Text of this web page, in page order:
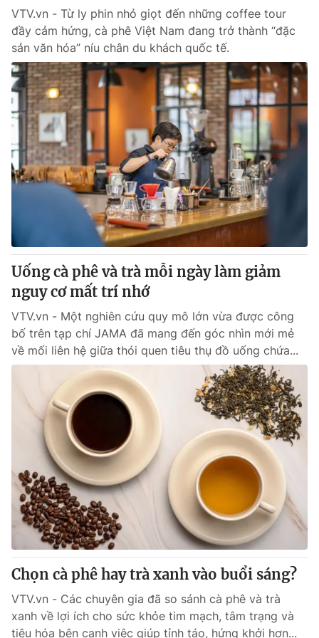
® Cấm sao chép dưới mọi hình thức nếu không có sự chấp
thuận bằng văn bản. Ghi rõ nguồn VTV.vn khi phát hành lại
thông tin từ website này.
VTV.vn - Từ ly phin nhỏ giọt đến những coffee tour
đầy cảm hứng, cà phê Việt Nam đang trở thành “đặc
sản văn hóa” níu chân du khách quốc tế.
Uống cà phê và trà mỗi ngày làm giảm
nguy cơ mất trí nhớ
VTV.vn - Một nghiên cứu quy mô lớn vừa được công
bố trên tạp chí JAMA đã mang đến góc nhìn mới mẻ
về mối liên hệ giữa thói quen tiêu thụ đồ uống chứa...
Chọn cà phê hay trà xanh vào buổi sáng?
VTV.vn - Các chuyên gia đã so sánh cà phê và trà
xanh về lợi ích cho sức khỏe tim mạch, tâm trạng và
tiêu hóa bên cạnh việc giúp tỉnh táo, hứng khởi hơn...